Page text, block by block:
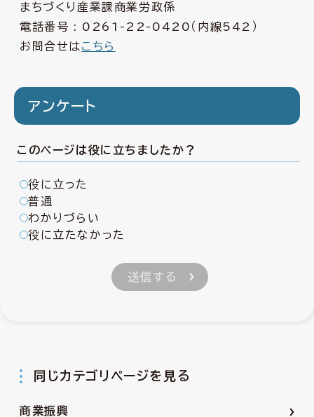
まちづくり産業課商業労政係
電話番号 : 0261-22-0420 （内線542）
お問合せはこちら
アンケート
このページは役に立ちましたか？
役に立った
普通
わかりづらい
役に立たなかった
同じカテゴリページを見る
商業振興